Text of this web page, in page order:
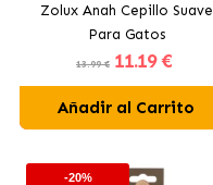
Zolux Anah Cepillo Suave
Para Gatos
13.99 € 11.19 €
Añadir al Carrito
-20%